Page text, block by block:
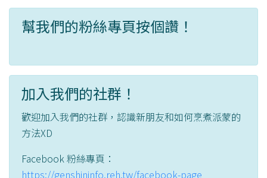
幫我們的粉絲專頁按個讚！
加入我們的社群！
歡迎加入我們的社群，認識新朋友和如何烹煮派蒙的
方法XD
Facebook 粉絲專頁：
https://genshininfo.reh.tw/facebook-page